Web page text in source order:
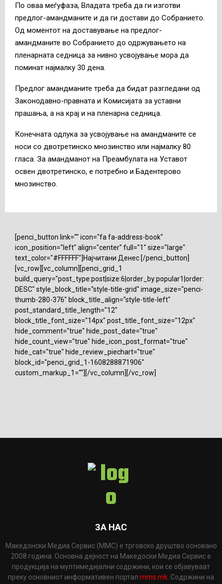
По оваа меѓуфаза, Владата треба да ги изготви
предлог-амандманите и да ги достави до Собранието.
Од моментот на доставување на предлог-
амандманите во Собранието до одржувањето на
пленарната седница за нивно усвојување мора да
поминат најмалку 30 дена.
Предлог амандманите треба да бидат разгледани од
Законодавно-правната и Комисијата за уставни
прашања, а на крај и на пленарна седница.
Конечната одлука за усвојување на амандманите се
носи со двотретинско мнозинство или најмалку 80
гласа. За амандманот на Преамбулата на Уставот
освен двотретинско, е потребно и Бадентерово
мнозинство.
[penci_button link="" icon="fa fa-address-book"
icon_position="left" align="center" full="1" size="large"
text_color="#FFFFFF"]Најчитани Денес [/penci_button]
[vc_row][vc_column][penci_grid_1
build_query="post_type:post|size:6|order_by:popular1|order:
DESC" style_block_title="style-title-grid" image_size="penci-
thumb-280-376" block_title_align="style-title-left"
post_standard_title_length="12"
block_title_font_size="14px" post_title_font_size="12px"
hide_comment="true" hide_post_date="true"
hide_count_view="true" hide_icon_post_format="true"
hide_cat="true" hide_review_piechart="true"
block_id="penci_grid_1-1608288871906"
custom_markup_1=""][/vc_column][/vc_row]
ЗА НАС
Македонски Медиа Сервис (ММС) е трговско друштво основано
2008 година. Основна дејност на Македоски Медиа Сервис е
продукција на мултимедијални содржини, кои се објавуваат
преку основниот информативен портал mms.mk . Содржини на